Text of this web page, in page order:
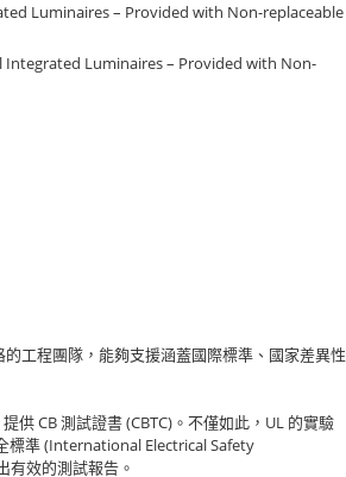
Luminaires – Provided with Non-replaceable
Luminaires – Provided with Non-
工程團隊，能夠支援涵蓋國際標準、國家差異性
提供 CB 測試證書 (CBTC) 。不僅如此， UL 的實驗
標準 (International Electrical Safety
有效的測試報告。